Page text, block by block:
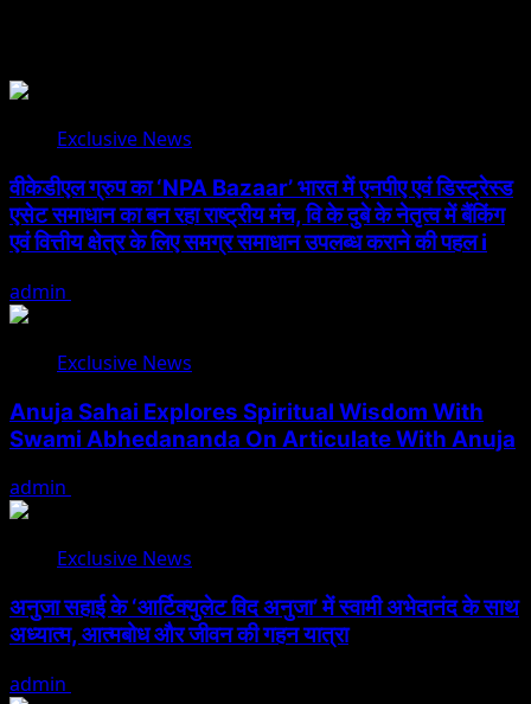
Exclusive News
वीकेडीएल ग्रुप का ‘NPA Bazaar’ भारत में एनपीए एवं डिस्ट्रेस्ड
एसेट समाधान का बन रहा राष्ट्रीय मंच, वि के दुबे के नेतृत्व में बैंकिंग
एवं वित्तीय क्षेत्र के लिए समग्र समाधान उपलब्ध कराने की पहल i
admin
Exclusive News
Anuja Sahai Explores Spiritual Wisdom With
Swami Abhedananda On Articulate With Anuja
admin
Exclusive News
अनुजा सहाई के ‘आर्टिक्युलेट विद अनुजा’ में स्वामी अभेदानंद के साथ
अध्यात्म, आत्मबोध और जीवन की गहन यात्रा
admin